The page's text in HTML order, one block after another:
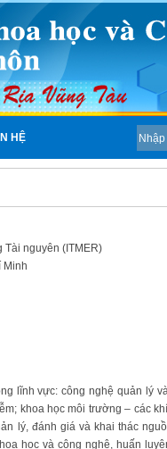
HỆ
Tài nguyên (ITMER)
Minh
lĩnh vực: công nghệ quản lý
khoa học môi trường – các
lý, đánh giá và khai thác
học và công nghệ, huấn